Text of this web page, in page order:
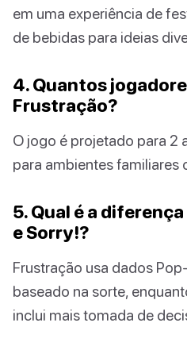
em uma experiência de
de bebidas para ideias
4. Quantos
Frustração?
O jogo é projetado para 2
para ambientes familiares
5. Qual é a
e Sorry!?
Frustração usa dados
baseado na sorte,
inclui mais tomada de